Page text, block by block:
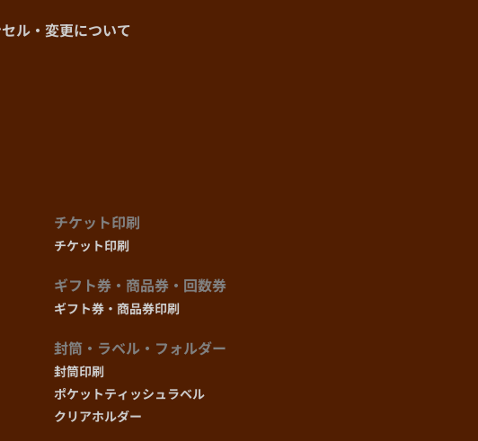
(@383.4)
¥138,080
(@345.2)
¥150,800
(@335.1)
(@327.4)
¥174,240
(@316.8)
ル・変更について
チケット印刷
チケット印刷
ギフト券・商品券・回数券
ギフト券・商品券印刷
封筒・ラベル・フォルダー
封筒印刷
ポケットティッシュラベル
クリアホルダー